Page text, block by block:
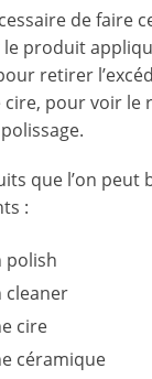
de faire
produit
retirer
cire, pour voir le
que l’on peut
:
polish
cleaner
cire
céramique